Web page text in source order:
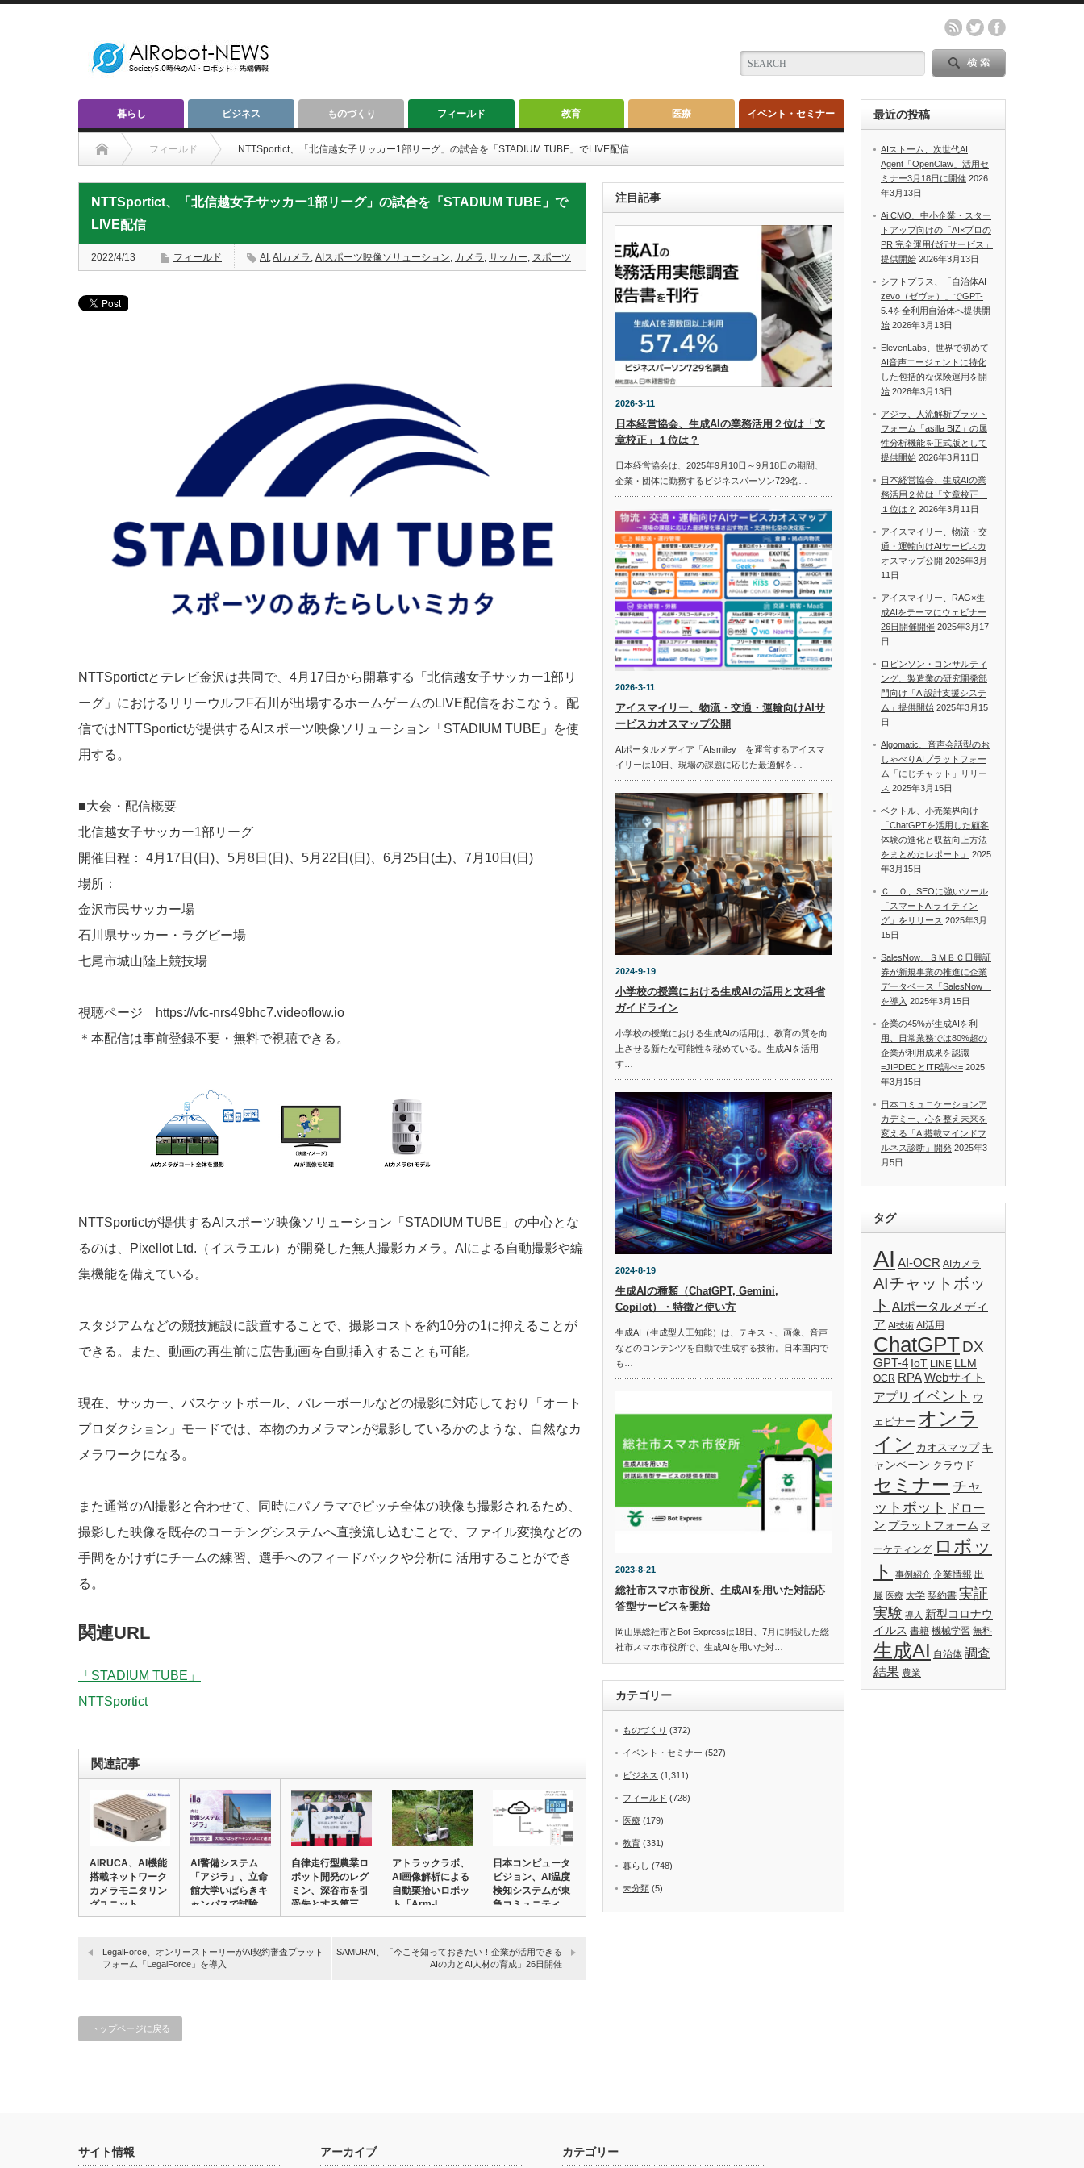
暮らし ビジネス ものづくり フィールド 教育 医療 イベント・セミナー
フィールド NTTSportict、「北信越女子サッカー1部リーグ」の試合を「STADIUM TUBE」でLIVE配信
NTTSportict、「北信越女子サッカー1部リーグ」の試合を「STADIUM TUBE」で
LIVE配信
2022/4/13 フィールド AI ,AIカメラ , AIスポーツ映像ソリューション, カメラ , サッカー, スポーツ
NTTSportictとテレビ金沢は共同で、4月17日から開幕する「北信越女子サッカー1部リ
ーグ」におけるリリーウルフF石川が出場するホームゲームのLIVE配信をおこなう。配
信ではNTTSportictが提供するAIスポーツ映像ソリューション「STADIUM TUBE」を使
用する。
■大会・配信概要
北信越女子サッカー1部リーグ
開催日程： 4月17日(日)、5月8日(日)、5月22日(日)、6月25日(土)、7月10日(日)
場所：
金沢市民サッカー場
石川県サッカー・ラグビー場
七尾市城山陸上競技場
視聴ページ https://vfc-nrs49bhc7.videoflow.io
＊本配信は事前登録不要・無料で視聴できる。
NTTSportictが提供するAIスポーツ映像ソリューション「STADIUM TUBE」の中⼼とな
るのは、Pixellot Ltd.（イスラエル）が開発した無⼈撮影カメラ。AIによる⾃動撮影や編
集機能を備えている。
スタジアムなどの競技施設に設置することで、撮影コストを約10分の1に抑えることが
できる。また、動画の再⽣前に広告動画を⾃動挿⼊することも可能。
現在、サッカー、バスケットボール、バレーボールなどの撮影に対応しており「オート
プロダクション」モードでは、本物のカメラマンが撮影しているかのような、⾃然なカ
メラワークになる。
また通常のAI撮影と合わせて、同時にパノラマでピッチ全体の映像も撮影されるため、
撮影した映像を既存のコーチングシステムへ直接流し込むことで、ファイル変換などの
⼿間をかけずにチームの練習、選⼿へのフィードバックや分析に 活⽤することができ
る。
関連URL
「STADIUM TUBE」
NTTSportict
関連記事
AIRUCA、AI機能
搭載ネットワーク
カメラモニタリン
グユニット…
AI警備システム
「アジラ」、立命
館大学いばらきキ
ャンパスで試験
運…
自律走行型農業ロ
ボット開発のレグ
ミン、深谷市を引
受先とする第三
者…
アトラックラボ、
AI画像解析による
自動栗拾いロボッ
ト「Arm-I…
日本コンピュータ
ビジョン、AI温度
検知システムが東
急コミュニティ…
LegalForce、オンリーストーリーがAI契約審査プラット
フォーム「LegalForce」を導入
SAMURAI、「今こそ知っておきたい！企業が活用できる
AIの力とAI人材の育成」26日開催
トップページに戻る
注目記事
2026-3-11
日本経営協会、生成AIの業務活用２位は「文
章校正」１位は？
日本経営協会は、2025年9月10日～9月18日の期間、
企業・団体に勤務するビジネスパーソン729名…
2026-3-11
アイスマイリー、物流・交通・運輸向けAIサ
ービスカオスマップ公開
AIポータルメディア「AIsmiley」を運営するアイスマ
イリーは10日、現場の課題に応じた最適解を…
2024-9-19
小学校の授業における生成AIの活用と文科省
ガイドライン
小学校の授業における生成AIの活用は、教育の質を向
上させる新たな可能性を秘めている。生成AIを活用
す…
2024-8-19
生成AIの種類（ChatGPT, Gemini,
Copilot）・特徴と使い方
生成AI（生成型人工知能）は、テキスト、画像、音声
などのコンテンツを自動で生成する技術。日本国内で
も…
2023-8-21
総社市スマホ市役所、生成AIを用いた対話応
答型サービスを開始
岡山県総社市とBot Expressは18日、7月に開設した総
社市スマホ市役所で、生成AIを用いた対…
カテゴリー
ものづくり (372)
イベント・セミナー (527)
ビジネス (1,311)
フィールド (728)
医療 (179)
教育 (331)
暮らし (748)
未分類 (5)
最近の投稿
AIストーム、次世代AI
Agent「OpenClaw」活用セ
ミナー3月18日に開催 2026
年3月13日
Ai CMO、中小企業・スター
トアップ向けの「AI×プロの
PR 完全運用代行サービス」
提供開始 2026年3月13日
シフトプラス、「自治体AI
zevo（ゼヴォ）」でGPT-
5.4を全利用自治体へ提供開
始 2026年3月13日
ElevenLabs、世界で初めて
AI音声エージェントに特化
した包括的な保険運用を開
始 2026年3月13日
アジラ、人流解析プラット
フォーム「asilla BIZ」の属
性分析機能を正式版として
提供開始 2026年3月11日
日本経営協会、生成AIの業
務活用２位は「文章校正」
１位は？ 2026年3月11日
アイスマイリー、物流・交
通・運輸向けAIサービスカ
オスマップ公開 2026年3月
11日
アイスマイリー、RAG×生
成AIをテーマにウェビナー
26日開催開催 2025年3月17
日
ロビンソン・コンサルティ
ング、製造業の研究開発部
門向け「AI設計支援システ
ム」提供開始 2025年3月15
日
Algomatic、音声会話型のお
しゃべりAIプラットフォー
ム「にじチャット」リリー
ス 2025年3月15日
ベクトル、小売業界向け
「ChatGPTを活用した顧客
体験の進化と収益向上方法
をまとめたレポート」
2025
年3月15日
ＣＩＯ、SEOに強いツール
「スマートAIライティン
グ」をリリース 2025年3月
15日
SalesNow、ＳＭＢＣ日興証
券が新規事業の推進に企業
データベース「SalesNow」
を導入 2025年3月15日
企業の45%が生成AIを利
用、日常業務では80%超の
企業が利用成果を認識
=JIPDECとITR調べ= 2025
年3月15日
日本コミュニケーションア
カデミー、心を整え未来を
変える「AI搭載マインドフ
ルネス診断」開発 2025年3
月5日
タグ
AI AI-OCR AIカメラ
AIチャットボッ
ト AIポータルメディ
ア AI技術 AI活用
ChatGPTDX
GPT-4 IoT LINE LLM
OCR RPAWebサイト
アプリ イベント ウ
ェビナー オンラ
イン カオスマップ キ
ャンペーン クラウド
セミナー チャ
ットボット
ドロー
ン プラットフォーム マ
ーケティング ロボッ
ト
事例紹介 企業情報 出
展 医療 大学 契約書 実証
実験 導入 新型コロナウ
イルス 書籍 機械学習 無料
生成AI 自治体 調査
結果 農業
サイト情報 アーカイブ カテゴリー